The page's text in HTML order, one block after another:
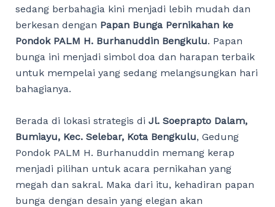
sedang berbahagia kini menjadi lebih mudah dan
berkesan dengan Papan Bunga Pernikahan ke
Pondok PALM H. Burhanuddin Bengkulu. Papan
bunga ini menjadi simbol doa dan harapan terbaik
untuk mempelai yang sedang melangsungkan hari
bahagianya.
Berada di lokasi strategis di Jl. Soeprapto Dalam,
Bumiayu, Kec. Selebar, Kota Bengkulu, Gedung
Pondok PALM H. Burhanuddin memang kerap
menjadi pilihan untuk acara pernikahan yang
megah dan sakral. Maka dari itu, kehadiran papan
bunga dengan desain yang elegan akan